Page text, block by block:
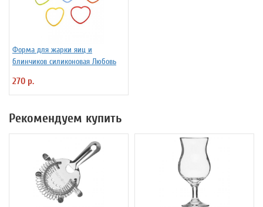
Форма для жарки яиц и
блинчиков силиконовая Любовь
270 р.
Рекомендуем купить